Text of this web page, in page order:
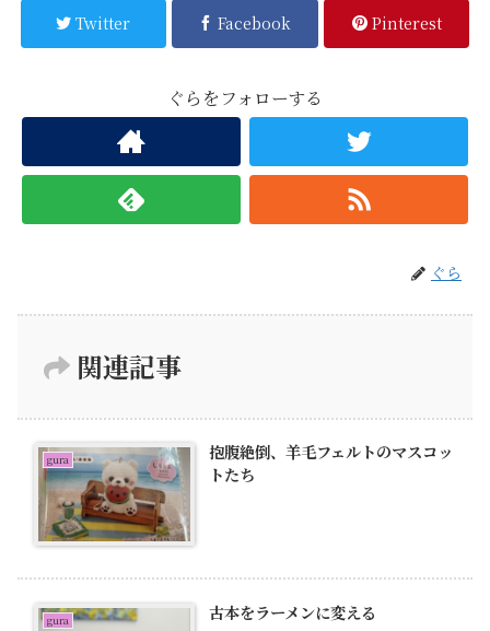
Twitter Facebook Pinterest
ぐらをフォローする
ぐら
関連記事
gura
抱腹絶倒、羊毛フェルトのマスコッ
トたち
gura 古本をラーメンに変える